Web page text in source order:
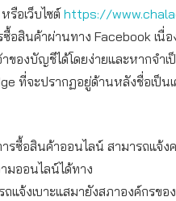
หรือเว็บไซต์ https://
อสินค้าผ่านทาง Facebook เนื่อ
ของบัญชีได้โดยง่ายและหากจำเ
ที่จะปรากฏอยู่ด้านหลังชื่อเป็น
รซื้อสินค้าออนไลน์ สามารถแจ้ง
มออนไลน์ได้ทาง
แจ้งเบาะแสมายังสภาองค์กรขอ